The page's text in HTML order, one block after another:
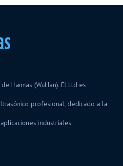
Hannas (WuHan). El Ltd es
profesional, dedicado a la
las aplicaciones industriales.